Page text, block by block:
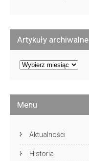
Artykuły archiwalne
Artykuły
Menu
Aktualności
Historia